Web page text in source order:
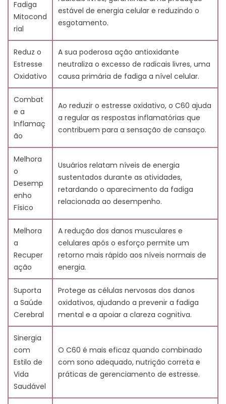
7. C60 para melhorar o desempenho atlético e a
recuperação
8.1. Estudos sobre desempenho atlético e resistência
8.2. Terapias emergentes usando C60
9. Perguntas frequentes sobre o C60
10. Conclusão
11. Perguntas frequentes
11.1. O que é C60 e como ele ajuda a prevenir a
fadiga?
11.2. O C60 pode melhorar a força muscular e o
desempenho nos esportes?
11.3. Como antioxidantes como o C60 apoiam a
saúde geral?
11.4. Existem alimentos ricos em antioxidantes que
funcionam com o C60 para combater a
inflamação?
11.5. Uma dieta anti-inflamatória ajuda a reduzir a
fadiga junto com o uso de suplementos de C60?
11.6. Há evidências clínicas que apoiam o papel do
Carbono 60 na redução da fadiga?
12. Referências
Fadiga
Mitocond
rial
estável de energia celular e reduzindo o
esgotamento.
Reduz o
Estresse
Oxidativo
A sua poderosa ação antioxidante
neutraliza o excesso de radicais livres, uma
causa primária de fadiga a nível celular.
Combat
e a
Inflamaç
ão
Ao reduzir o estresse oxidativo, o C60 ajuda
a regular as respostas inflamatórias que
contribuem para a sensação de cansaço.
Melhora
o
Desemp
enho
Físico
Usuários relatam níveis de energia
sustentados durante as atividades,
retardando o aparecimento da fadiga
relacionada ao desempenho.
Melhora
a
Recuper
ação
A redução dos danos musculares e
celulares após o esforço permite um
retorno mais rápido aos níveis normais de
energia.
Suporta
a Saúde
Cerebral
Protege as células nervosas dos danos
oxidativos, ajudando a prevenir a fadiga
mental e a apoiar a clareza cognitiva.
Sinergia
com
Estilo de
Vida
Saudável
O C60 é mais eficaz quando combinado
com sono adequado, nutrição correta e
práticas de gerenciamento de estresse.